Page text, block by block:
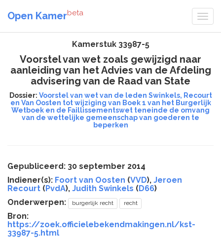
Open Kamerbeta
Kamerstuk 33987-5
Voorstel van wet zoals gewijzigd naar
aanleiding van het Advies van de Afdeling
advisering van de Raad van State
Dossier: Voorstel van wet van de leden Swinkels, Recourt
en Van Oosten tot wijziging van Boek 1 van het Burgerlijk
Wetboek en de Faillissementswet teneinde de omvang
van de wettelijke gemeenschap van goederen te
beperken
Gepubliceerd: 30 september 2014
Indiener(s): Foort van Oosten (VVD), Jeroen
Recourt (PvdA), Judith Swinkels (D66)
Onderwerpen:
burgerlijk recht recht
Bron:
https://zoek.officielebekendmakingen.nl/kst-
33987-5.html